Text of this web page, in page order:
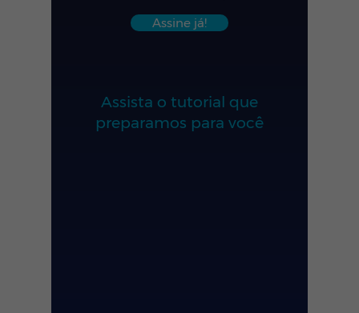
Assine já!
Assista o tutorial que
preparamos para você